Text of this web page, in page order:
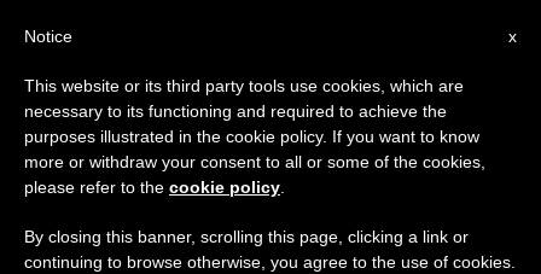
الصلاة العائلية
ومن مميزات الصلاة العائلية أنها :
x
Notice
This website or its third party tools use cookies, which are
necessary to its functioning and required to achieve the
purposes illustrated in the cookie policy. If you want to know
more or withdraw your consent to all or some of the cookies,
please refer to the cookie policy
By closing this banner, scrolling this page, clicking a link or
continuing to browse otherwise, you agree to the use of cookies.